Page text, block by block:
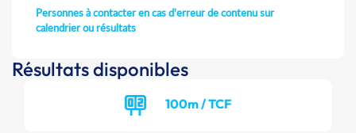
Personnes à contacter en cas d'erreur de contenu sur
calendrier ou résultats
Résultats disponibles
100m / TCF